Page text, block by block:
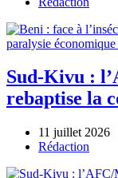
Sud-Kivu :
rebaptise la
11 juillet 2026
Author
Rédaction